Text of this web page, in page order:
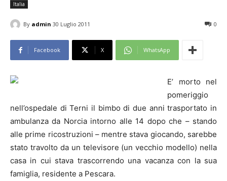
Italia
By admin 30 Luglio 2011 0
Facebook X WhatsApp
E’ morto nel
pomeriggio
nell’ospedale di Terni il bimbo di due anni trasportato in
ambulanza da Norcia intorno alle 14 dopo che – stando
alle prime ricostruzioni – mentre stava giocando, sarebbe
stato travolto da un televisore (un vecchio modello) nella
casa in cui stava trascorrendo una vacanza con la sua
famiglia, residente a Pescara.